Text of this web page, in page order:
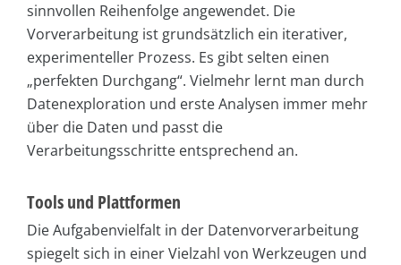
sinnvollen Reihenfolge angewendet. Die
Vorverarbeitung ist grundsätzlich ein iterativer,
experimenteller Prozess. Es gibt selten einen
„perfekten Durchgang“. Vielmehr lernt man durch
Datenexploration und erste Analysen immer mehr
über die Daten und passt die
Verarbeitungsschritte entsprechend an.
Tools und Plattformen
Die Aufgabenvielfalt in der Datenvorverarbeitung
spiegelt sich in einer Vielzahl von Werkzeugen und